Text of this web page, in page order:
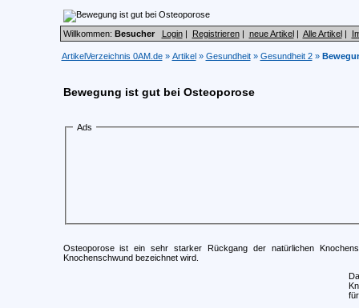
Willkommen: Besucher Login| Registrieren| neue Artikel| Alle Artikel|
ArtikelVerzeichnis 0AM.de» Artikel» Gesundheit» Gesundheit 2»
Bewegung ist gut bei Osteoporose
Ads
Osteoporose ist ein sehr starker Rückgang der natürlichen
Knochenschwund bezeichnet wird.